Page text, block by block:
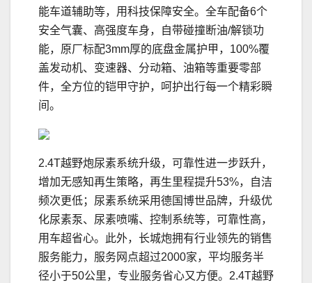
能车道辅助等，用科技保障安全。全车配备6个
安全气囊、高强度车身，自带碰撞断油/解锁功
能，原厂标配3mm厚的底盘金属护甲，100%覆
盖发动机、变速器、分动箱、油箱等重要零部
件，全方位的铠甲守护，呵护出行每一个精彩瞬
间。
2.4T越野炮尿素系统升级，可靠性进一步跃升，
增加无感知再生策略，再生里程提升53%，自洁
频次更低；尿素系统采用德国博世品牌，升级优
化尿素泵、尿素喷嘴、控制系统等，可靠性高，
用车超省心。此外，长城炮拥有行业领先的销售
服务能力，服务网点超过2000家，平均服务半
径小于50公里，专业服务省心又方便。2.4T越野